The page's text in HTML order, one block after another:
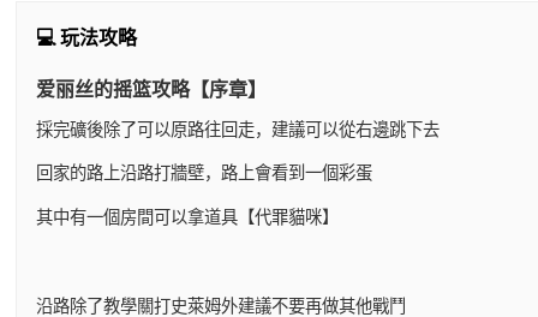
💻 玩法攻略
爱丽丝的摇篮攻略【序章】
採完礦後除了可以原路往回走，建議可以從右邊跳下去
回家的路上沿路打牆壁，路上會看到一個彩蛋
其中有一個房間可以拿道具【代罪貓咪】
沿路除了教學關打史萊姆外建議不要再做其他戰鬥